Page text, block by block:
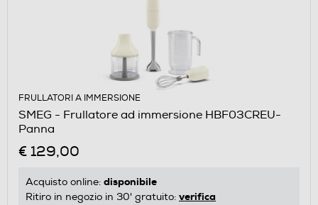
FRULLATORI A IMMERSIONE
SMEG - Frullatore ad immersione HBF03CREU-
Panna
€ 129,00
Acquisto online: disponibile
Ritiro in negozio in 30' gratuito: verifica